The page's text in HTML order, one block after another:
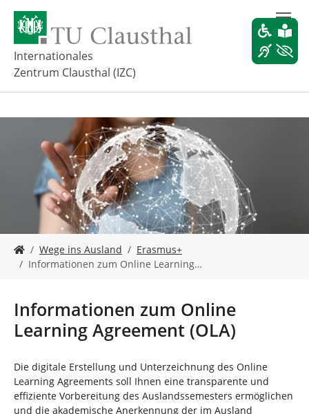
p
r
Internationales
Zentrum Clausthal (IZC)
i
n
d
e
r
:
Wege ins Ausland
Erasmus+
Informationen zum Online Learning…
Informationen zum Online
Learning Agreement (OLA)
Die digitale Erstellung und Unterzeichnung des Online
Learning Agreements soll Ihnen eine transparente und
effiziente Vorbereitung des Auslandssemesters ermöglichen
und die akademische Anerkennung der im Ausland